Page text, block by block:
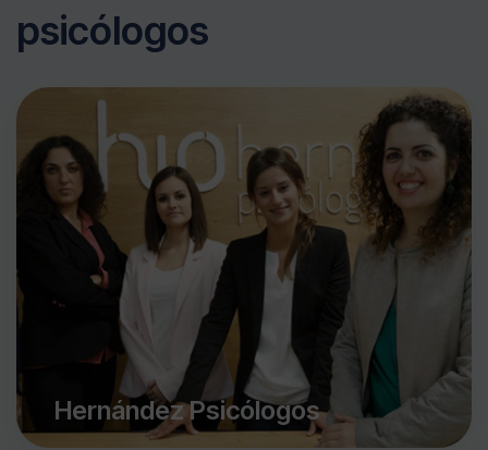
psicólogos
Hernández Psicólogos